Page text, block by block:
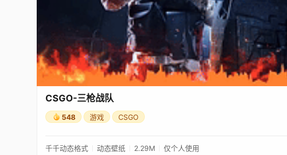
CSGO-三枪战队
548 游戏 CSGO
千千动态格式 动态壁纸 2.29M 仅个人使用